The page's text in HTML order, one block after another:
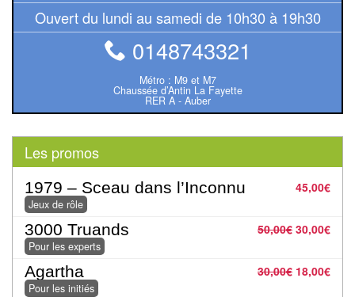
Joueurs
Escape
Game
/
Enquête
Jeux
évolutifs
Ouvert du lundi au samedi de 10h30 à 19h30
0148743321
Métro : M9 et M7
Chaussée d’Antin La Fayette
RER A - Auber
Les promos
45,00€
1979 – Sceau dans l’Inconnu
Jeux de rôle
50,00€ 30,00€
3000 Truands
Pour les experts
30,00€ 18,00€
Agartha
Pour les initiés